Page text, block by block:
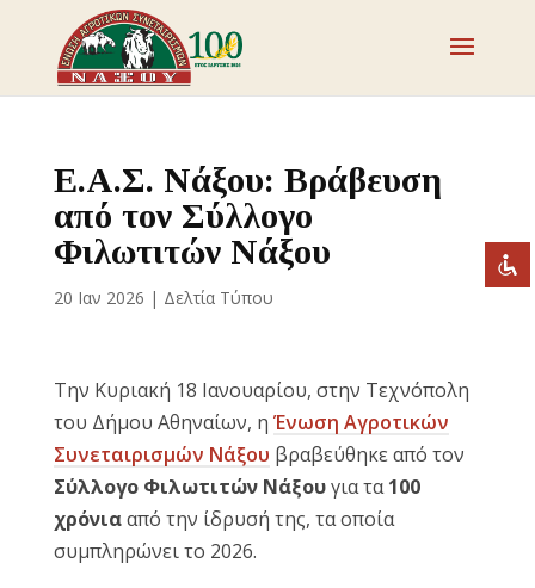
Επισημάνετε επικεφαλίδες
Σμίκρυνση
zoom_in Μεγέθυνση
brightness_high Έντονη αντίθεση
Σκοτεινή αντίθεση
format_underlined Υπογράμμισε συνδέσμους
font_download Επισήμανση συνδέσμων
Ε.Α.Σ. Νάξου: Βράβευση
από τον Σύλλογο
Φιλωτιτών Νάξου
20 Ιαν 2026 | Δελτία Τύπου
Την Κυριακή 18 Ιανουαρίου, στην Τεχνόπολη
του Δήμου Αθηναίων, η Ένωση Αγροτικών
Συνεταιρισμών Νάξου βραβεύθηκε από τον
Σύλλογο Φιλωτιτών Νάξουγια τα100
χρόνιααπό την ίδρυσή της, τα οποία
συμπληρώνει το 2026.